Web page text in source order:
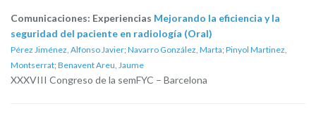
Comunicaciones: Experiencias Mejorando la eficiencia y la
seguridad del paciente en radiología (Oral)
Pérez Jiménez, Alfonso Javier; Navarro González, Marta; Pinyol Martinez,
Montserrat; Benavent Areu, Jaume
XXXVIII Congreso de la semFYC – Barcelona